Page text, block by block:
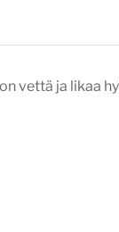
vettä ja likaa